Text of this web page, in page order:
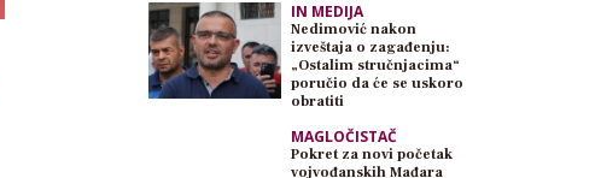
IN MEDIJA
Nedimović nakon
izveštaja o zagađenju:
„Ostalim stručnjacima“
poručio da će se uskoro
obratiti
MAGLOČISTAČ
Pokret za novi početak
vojvođanskih Mađara